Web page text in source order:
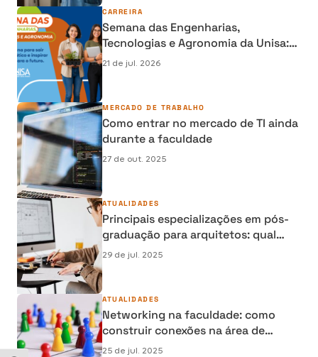
CARREIRA
Semana das Engenharias,
Tecnologias e Agronomia da Unisa:
conhecimento, inovação e
21 de jul. 2026
MERCADO DE TRABALHO
Como entrar no mercado de TI ainda
durante a faculdade
27 de out. 2025
ATUALIDADES
Principais especializações em pós-
graduação para arquitetos: qual
escolher?
29 de jul. 2025
ATUALIDADES
Networking na faculdade: como
construir conexões na área de
Educação Física
25 de jul. 2025